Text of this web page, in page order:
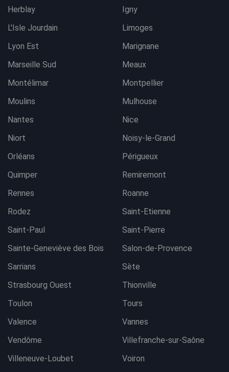
Herblay
Igny
L'Isle Jourdain
Limoges
Lyon Est
Marignane
Marseille Sud
Meaux
Montélimar
Montpellier
Moulins
Mulhouse
Nantes
Nice
Niort
Noisy-le-Grand
Orléans
Périgueux
Quimper
Remiremont
Rennes
Roanne
Rodez
Saint-Etienne
Saint-Paul
Saint-Pierre
Sainte-Geneviève des Bois
Salon-de-Provence
Sarrians
Sète
Strasbourg Ouest
Thionville
Toulon
Tours
Valence
Vannes
Vendôme
Villefranche-sur-Saône
Villeneuve-Loubet
Voiron